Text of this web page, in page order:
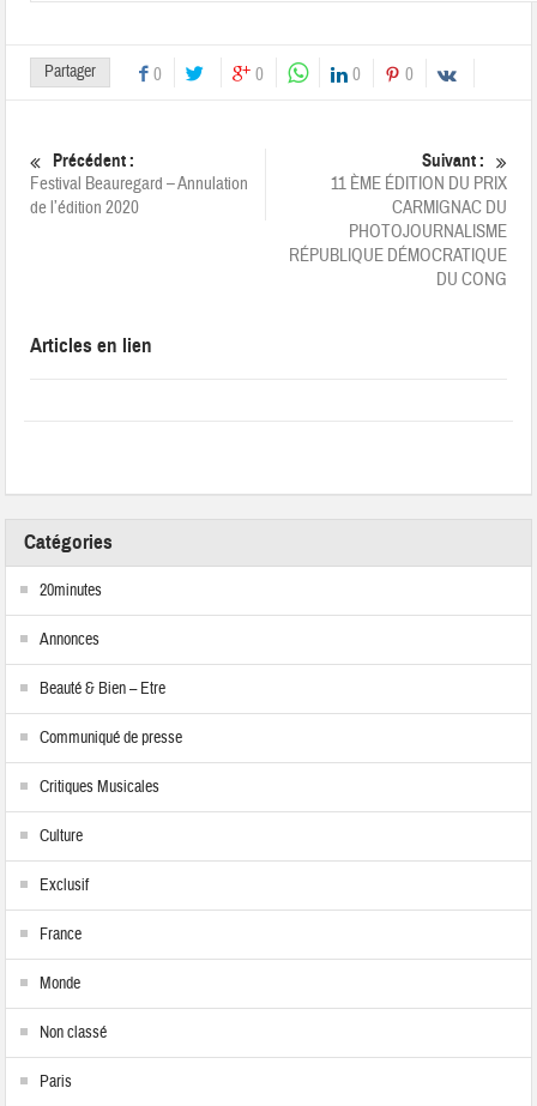
Partager 0 0 0 0
Précédent :
Festival Beauregard – Annulation
de l’édition 2020
Suivant :
11 ÈME ÉDITION DU PRIX
CARMIGNAC DU
PHOTOJOURNALISME
RÉPUBLIQUE DÉMOCRATIQUE
DU CONG
Articles en lien
Catégories
20minutes
Annonces
Beauté & Bien – Etre
Communiqué de presse
Critiques Musicales
Culture
Exclusif
France
Monde
Non classé
Paris